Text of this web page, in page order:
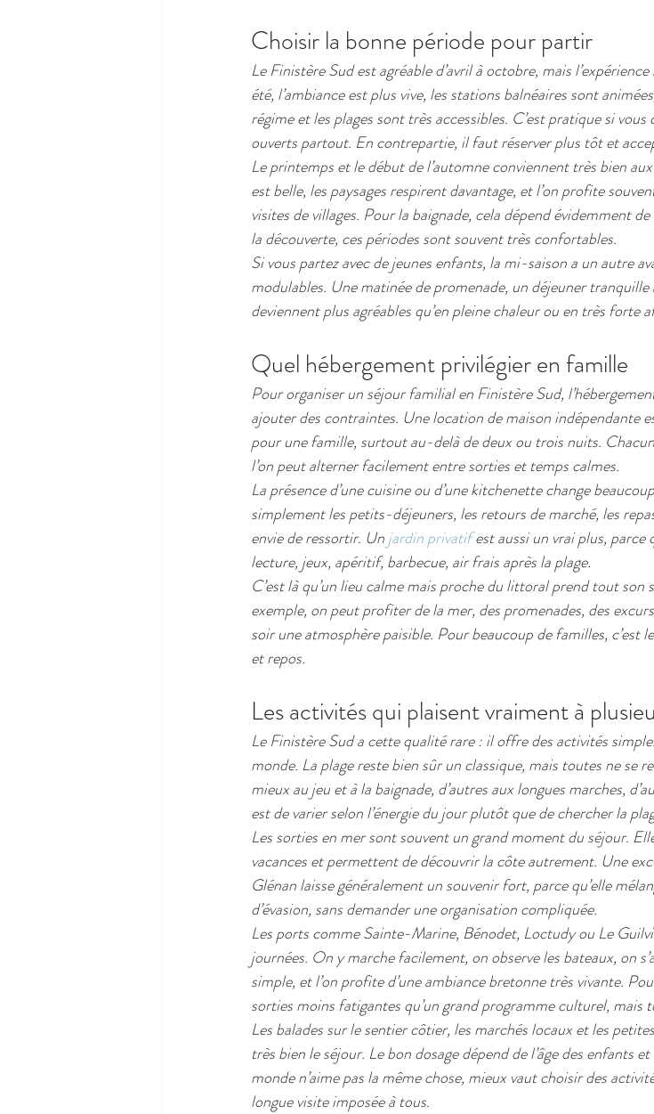
Choisir la bonne période pour partir
Le Finistère Sud est agréable d’avril à octobre, mais
été, l’ambiance est plus vive, les stations balnéaires sont
régime et les plages sont très accessibles. C’est pratique si
ouverts partout. En contrepartie, il faut réserver plus tôt et
Le printemps et le début de l’automne conviennent très bien
est belle, les paysages respirent davantage, et l’on profite
visites de villages. Pour la baignade, cela dépend évidemment
la découverte, ces périodes sont souvent très confortables.
Si vous partez avec de jeunes enfants, la mi-saison a un autre
modulables. Une matinée de promenade, un déjeuner
deviennent plus agréables qu’en pleine chaleur ou en très forte
Quel hébergement privilégier en famille
Pour organiser un séjour familial en Finistère Sud,
ajouter des contraintes. Une location de maison indépendante
pour une famille, surtout au-delà de deux ou trois nuits.
l’on peut alterner facilement entre sorties et temps calmes.
La présence d’une cuisine ou d’une kitchenette change
simplement les petits-déjeuners, les retours de marché, les
envie de ressortir. Un jardin privatif est aussi un vrai plus, parce
lecture, jeux, apéritif, barbecue, air frais après la plage.
C’est là qu’un lieu calme mais proche du littoral prend tout
exemple, on peut profiter de la mer, des promenades, des
soir une atmosphère paisible. Pour beaucoup de familles,
et repos.
Les activités qui plaisent vraiment à
Le Finistère Sud a cette qualité rare : il offre des activités
monde. La plage reste bien sûr un classique, mais toutes ne se
mieux au jeu et à la baignade, d’autres aux longues marches,
est de varier selon l’énergie du jour plutôt que de chercher la
Les sorties en mer sont souvent un grand moment du séjour.
vacances et permettent de découvrir la côte autrement. Une
Glénan laisse généralement un souvenir fort, parce qu’elle
d’évasion, sans demander une organisation compliquée.
Les ports comme Sainte-Marine, Bénodet, Loctudy ou Le
journées. On y marche facilement, on observe les bateaux, on
simple, et l’on profite d’une ambiance bretonne très vivante.
sorties moins fatigantes qu’un grand programme culturel, mais
Les balades sur le sentier côtier, les marchés locaux et les
très bien le séjour. Le bon dosage dépend de l’âge des enfants
monde n’aime pas la même chose, mieux vaut choisir des
longue visite imposée à tous.